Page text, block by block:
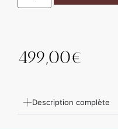
499,00€
Description complète